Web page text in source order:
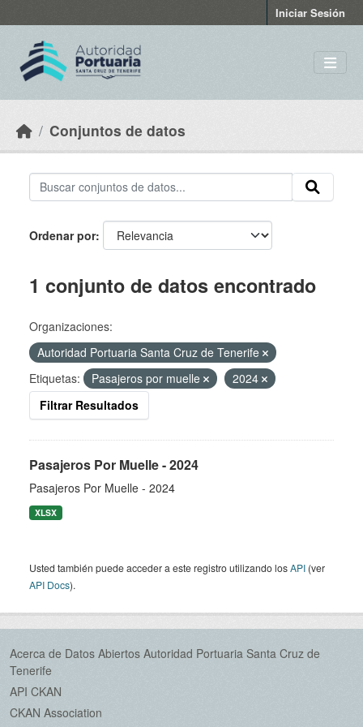
Iniciar Sesión
Conjuntos de datos
Ordenar por
1 conjunto de datos encontrado
Organizaciones:
Autoridad Portuaria Santa Cruz de Tenerife
Etiquetas:
Pasajeros por muelle
2024
Filtrar Resultados
Pasajeros Por Muelle - 2024
Pasajeros Por Muelle - 2024
XLSX
Usted también puede acceder a este registro utilizando losAPI (ver
API Docs).
Acerca de Datos Abiertos Autoridad Portuaria Santa Cruz de
Tenerife
API CKAN
CKAN Association